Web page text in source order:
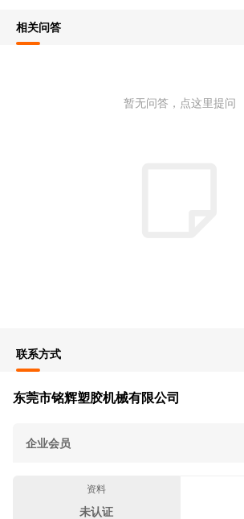
相关问答
暂无问答，点这里提问
联系方式
东莞市铭辉塑胶机械有限公司
企业会员
资料
未认证